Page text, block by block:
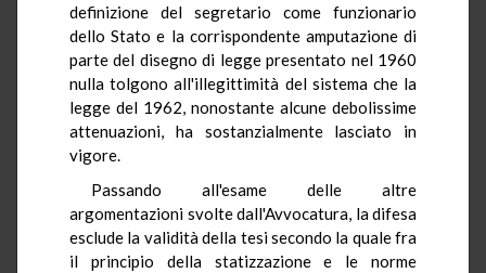
definizione del segretario come funzionario
dello Stato e la corrispondente amputazione di
parte del disegno di legge presentato nel 1960
nulla tolgono all'illegittimità del sistema che la
legge del 1962, nonostante alcune debolissime
attenuazioni, ha sostanzialmente lasciato in
vigore.
Passando all'esame delle altre
argomentazioni svolte dall'Avvocatura, la difesa
esclude la validità della tesi secondo la quale fra
il principio della statizzazione e le norme